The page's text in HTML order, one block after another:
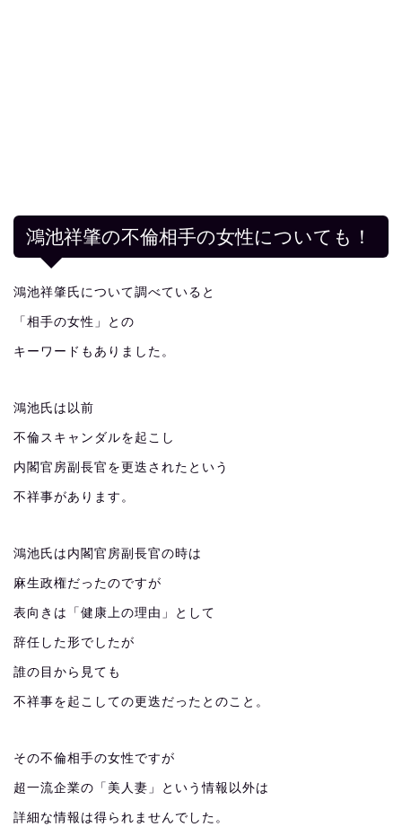
鴻池祥肇の不倫相手の女性についても！
鴻池祥肇氏について調べていると
「相手の女性」との
キーワードもありました。
鴻池氏は以前
不倫スキャンダルを起こし
内閣官房副長官を更迭されたという
不祥事があります。
鴻池氏は内閣官房副長官の時は
麻生政権だったのですが
表向きは「健康上の理由」として
辞任した形でしたが
誰の目から見ても
不祥事を起こしての更迭だったとのこと。
その不倫相手の女性ですが
超一流企業の「美人妻」という情報以外は
詳細な情報は得られませんでした。